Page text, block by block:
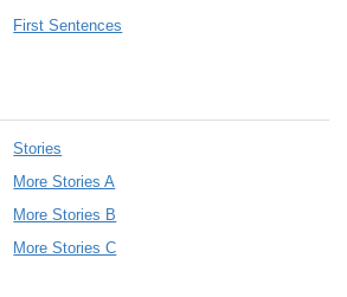
First Sentences
Stories
More Stories A
More Stories B
More Stories C